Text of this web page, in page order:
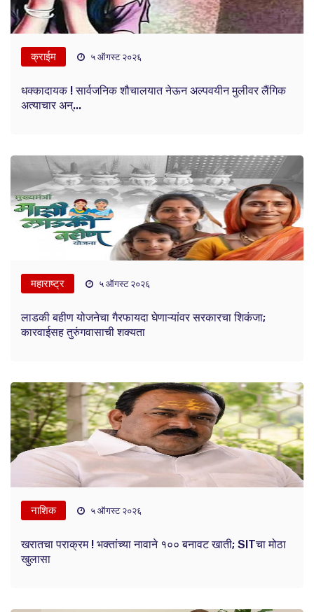
क्राईम ५ ऑगस्ट २०२६
धक्कादायक ! सार्वजनिक शौचालयात नेऊन अल्पवयीन मुलीवर लैंगिक
अत्याचार अन्...
महाराष्ट्र ५ ऑगस्ट २०२६
लाडकी बहीण योजनेचा गैरफायदा घेणाऱ्यांवर सरकारचा शिकंजा;
कारवाईसह तुरुंगवासाची शक्यता
नाशिक ५ ऑगस्ट २०२६
खरातचा पराक्रम ! भक्तांच्या नावाने १०० बनावट खाती; SITचा मोठा
खुलासा